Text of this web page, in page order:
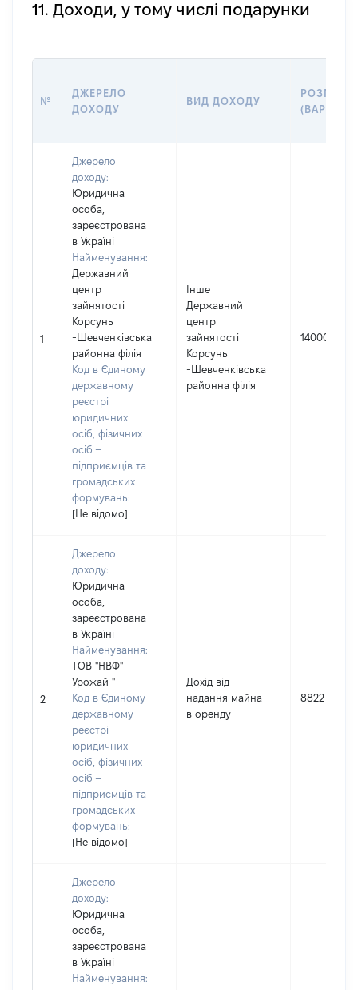
11. Доходи, у тому числі подарунки
№
ДЖЕРЕЛО
ДОХОДУ
ВИД ДОХОДУ
РОЗМІР
1
Джерело
доходу:
Юридична
особа,
зареєстрована
в Україні
Найменування:
Державний
центр
зайнятості
Корсунь
-Шевченківська
районна філія
Код в Єдиному
державному
реєстрі
юридичних
осіб, фізичних
осіб –
підприємців та
громадських
формувань:
[Не відомо]
Інше
Державний
центр
зайнятості
Корсунь
-Шевченківська
районна філія
14000
2
Джерело
доходу:
Юридична
особа,
зареєстрована
в Україні
Найменування:
ТОВ "НВФ"
Урожай "
Код в Єдиному
державному
реєстрі
юридичних
осіб, фізичних
осіб –
підприємців та
громадських
формувань:
[Не відомо]
Дохід від
надання майна
в оренду
8822
Джерело
доходу:
Юридична
особа,
зареєстрована
в Україні
Найменування: